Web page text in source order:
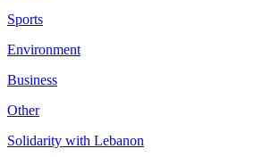
Sports
Environment
Business
Other
Solidarity with Lebanon